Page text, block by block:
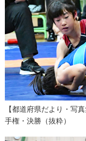
【都道府県だより・写
手権・決勝（抜粋）